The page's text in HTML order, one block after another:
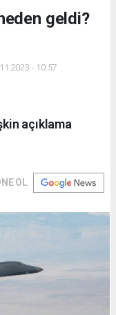
geldi?
- 10:57
açıklama
OL